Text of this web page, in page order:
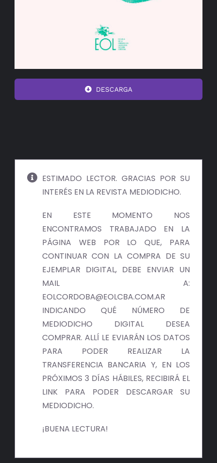
DESCARGA
ESTIMADO LECTOR. GRACIAS POR SU
INTERÉS EN LA REVISTA MEDIODICHO.
EN ESTE MOMENTO NOS
ENCONTRAMOS TRABAJADO EN LA
PÁGINA WEB POR LO QUE, PARA
CONTINUAR CON LA COMPRA DE SU
EJEMPLAR DIGITAL, DEBE ENVIAR UN
MAIL A:
EOLCORDOBA@EOLCBA.COM.AR
INDICANDO QUÉ NÚMERO DE
MEDIODICHO DIGITAL DESEA
COMPRAR. ALLÍ LE EVIARÁN LOS DATOS
PARA PODER REALIZAR LA
TRANSFERENCIA BANCARIA Y, EN LOS
PRÓXIMOS 3 DÍAS HÁBILES, RECIBIRÁ EL
LINK PARA PODER DESCARGAR SU
MEDIODICHO.
¡BUENA LECTURA!